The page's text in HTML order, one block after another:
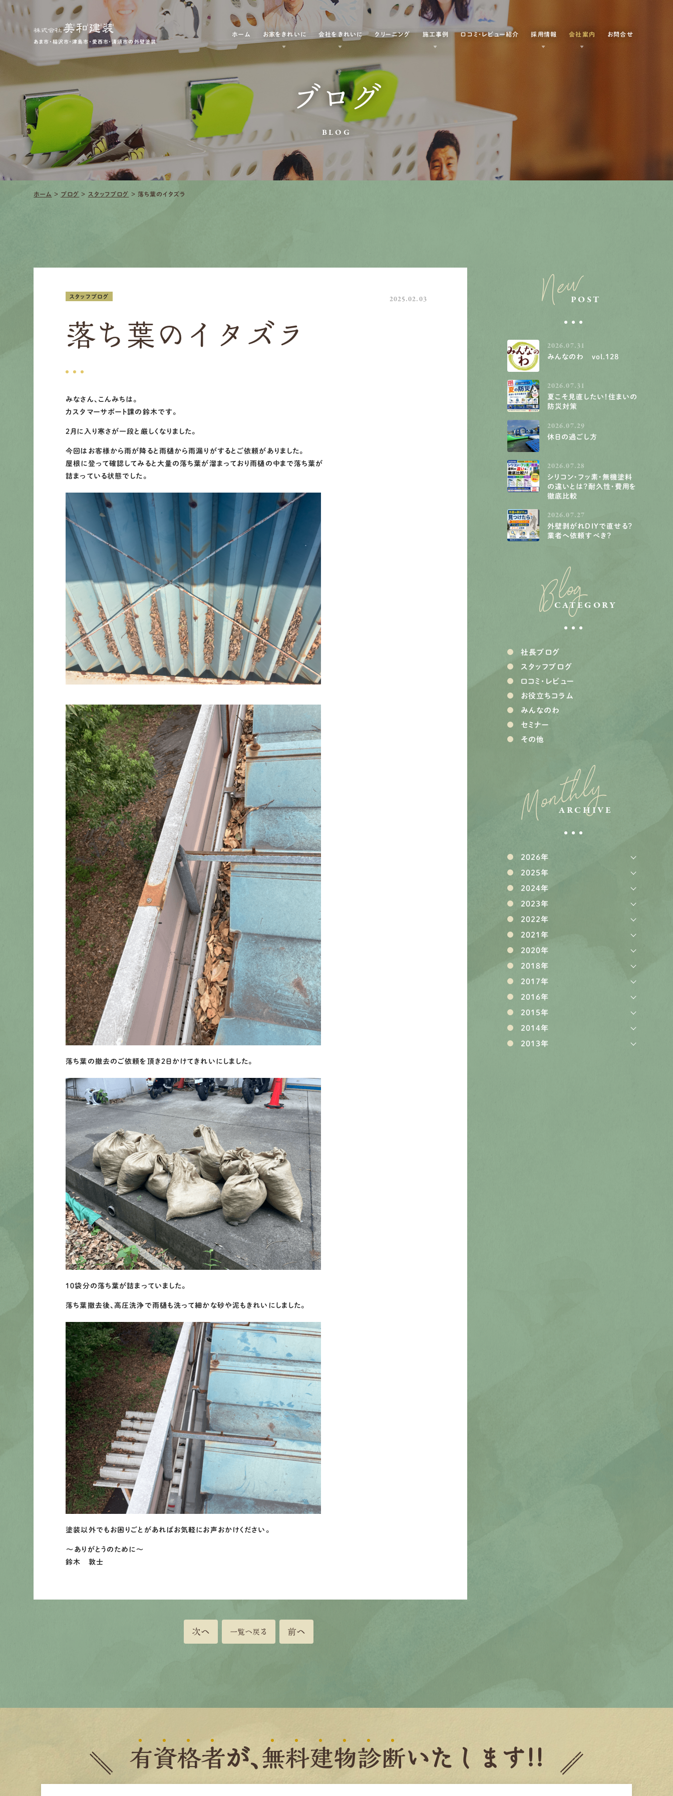
あま市・稲沢市・津島市・愛西市・清須市の外壁塗装
ホーム お家をきれいに 会社をきれいに クリーニング 施工事例 口コミ・レビュー紹介 採用情報 会社案内 お問合せ
ブログ
BLOG
ホーム > ブログ > スタッフブログ > 落ち葉のイタズラ
スタッフブログ 2025.02.03
落ち葉のイタズラ
みなさん、こんみちは。
カスタマーサポート課の鈴木です。
２月に入り寒さが一段と厳しくなりました。
今回はお客様から雨が降ると雨樋から雨漏りがするとご依頼がありました。
屋根に登って確認してみると大量の落ち葉が溜まっており雨樋の中まで落ち葉が
詰まっている状態でした。
落ち葉の撤去のご依頼を頂き２日かけてきれいにしました。
１０袋分の落ち葉が詰まっていました。
落ち葉撤去後、高圧洗浄で雨樋も洗って細かな砂や泥もきれいにしました。
塗装以外でもお困りごとがあればお気軽にお声おかけください。
～ありがとうのために～
鈴木 敦士
次へ 一覧へ戻る 前へ
NewPOST
2026.07.31
みんなのわ vol.128
2026.07.31
夏こそ見直したい！住まいの
防災対策
2026.07.29
休日の過ごし方
2026.07.28
シリコン・フッ素・無機塗料
の違いとは？耐久性・費用を
徹底比較
2026.07.27
外壁剥がれDIYで直せる？
業者へ依頼すべき？
Blog
CATEGORY
社長ブログ
スタッフブログ
口コミ・レビュー
お役立ちコラム
みんなのわ
セミナー
その他
Monthly
ARCHIVE
2026年
2025年
2024年
2023年
2022年
2021年
2020年
2018年
2017年
2016年
2015年
2014年
2013年
有資格者が、 無料建物診断いたします!!